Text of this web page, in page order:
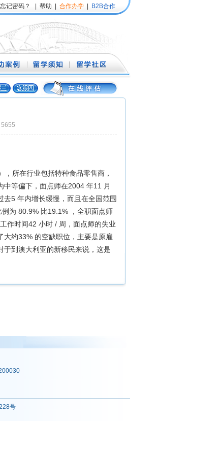
忘记密码？ 帮助 合作办学 B2B合作
所在行业包括特种食品零售商，
等偏下，面点师在2004 年11 月
5 年内增长缓慢，而且在全国范围
为 80.9% 比19.1% ，全职面点师
作时间42 小时 / 周，面点师的失业
约33% 的空缺职位，主要是原雇
于到澳大利亚的新移民来说，这是
号